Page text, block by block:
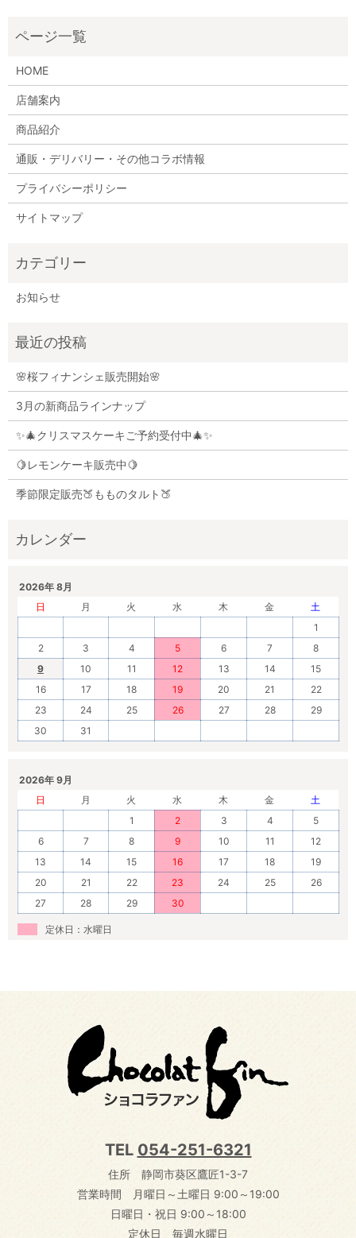
HOME
店舗案内
商品紹介
通販・デリバリー・その他コラボ情報
プライバシーポリシー
サイトマップ
お知らせ
🌸桜フィナンシェ販売開始🌸
3月の新商品ラインナップ
✨🎄クリスマスケーキご予約受付中🎄✨
🍋レモンケーキ販売中🍋
季節限定販売🍑もものタルト🍑
2026年 8月
日
月 火 水 木 金
土
1
2
3 4 5 6 7
8
9
10 11 12 13 14
15
16
17 18 19 20 21
22
23
24 25 26 27 28
29
30
31
2026年 9月
日
月 火 水 木 金
土
1
2 3 4
5
6
7 8 9 10 11
12
13
14 15 16 17 18
19
20
21 22 23 24 25
26
27
28 29 30
定休日：水曜日
TEL 054-251-6321
住所 静岡市葵区鷹匠1-3-7
営業時間 月曜日～土曜日 9:00～19:00
日曜日・祝日 9:00～18:00
定休日 毎週水曜日